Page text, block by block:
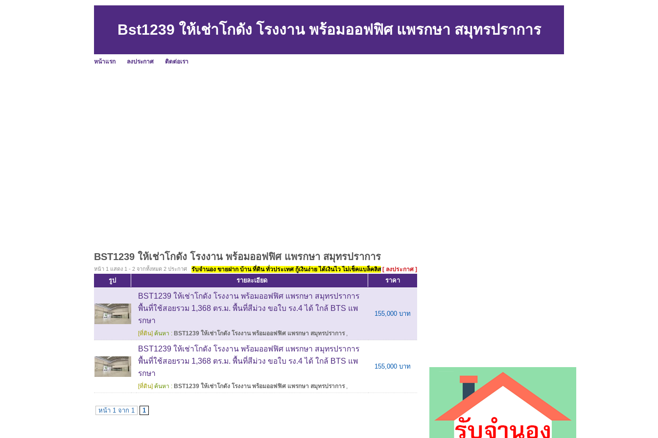
Bst1239 ให้เช่าโกดัง โรงงาน พร้อมออฟฟิศ แพรกษา สมุทรปราการ
หน้าแรก ลงประกาศ ติดต่อเรา
BST1239 ให้เช่าโกดัง โรงงาน พร้อมออฟฟิศ แพรกษา สมุทรปราการ
หน้า 1 แสดง 1 - 2 จากทั้งหมด 2 ประกาศ รับจำนอง ขายฝาก บ้าน ที่ดิน ทั่วประเทศ กู้เงินง่าย ได้เงินไว ไม่เช็คแบล็คลิส [ ลงประกาศ ]
รูป รายละเอียด ราคา
BST1239 ให้เช่าโกดัง โรงงาน พร้อมออฟฟิศ แพรกษา สมุทรปราการ
พื้นที่ใช้สอยรวม 1,368 ตร.ม. พื้นที่สีม่วง ขอใบ รง.4 ได้ ใกล้ BTS แพ
รกษา
[ที่ดิน] ค้นหา : BST1239 ให้เช่าโกดัง โรงงาน พร้อมออฟฟิศ แพรกษา สมุทรปราการ,
155,000 บาท
BST1239 ให้เช่าโกดัง โรงงาน พร้อมออฟฟิศ แพรกษา สมุทรปราการ
พื้นที่ใช้สอยรวม 1,368 ตร.ม. พื้นที่สีม่วง ขอใบ รง.4 ได้ ใกล้ BTS แพ
รกษา
[ที่ดิน] ค้นหา : BST1239 ให้เช่าโกดัง โรงงาน พร้อมออฟฟิศ แพรกษา สมุทรปราการ,
155,000 บาท
หน้า 1 จาก 1 1